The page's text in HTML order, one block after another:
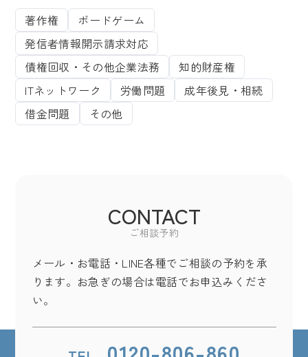
著作権
ボードゲーム
発信者情報開示請求対応
債権回収・その他企業法務
知的財産権
ITネットワーク
労働問題
成年後見・相続
借金問題
その他
ご相談予約
CONTACT
メール・お電話・LINE各種でご相談の予約を承
ります。お急ぎの場合は電話でお申込みくださ
い。